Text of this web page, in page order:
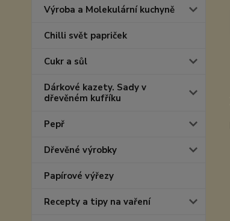
Výroba a Molekulární kuchyně
Chilli svět papriček
Cukr a sůl
Dárkové kazety. Sady v
dřevěném kufříku
Pepř
Dřevěné výrobky
Papírové výřezy
Recepty a tipy na vaření